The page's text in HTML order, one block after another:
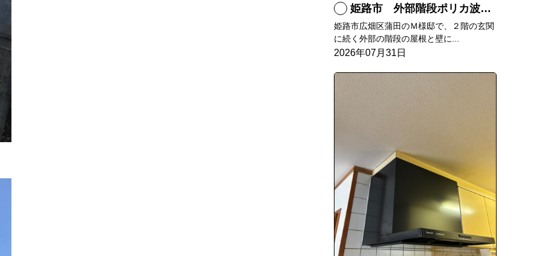
姫路市 外部階段ポリカ波板張替工事
姫路市広畑区蒲田のＭ様邸で、２階の玄関
に続く外部の階段の屋根と壁に...
2026年07月31日